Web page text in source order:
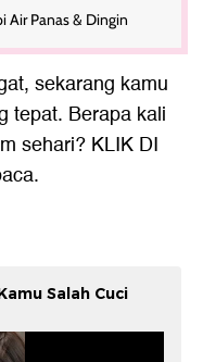
Air Panas & Dingin
sekarang kamu
tepat. Berapa kali
sehari? KLIK DI
Salah Cuci